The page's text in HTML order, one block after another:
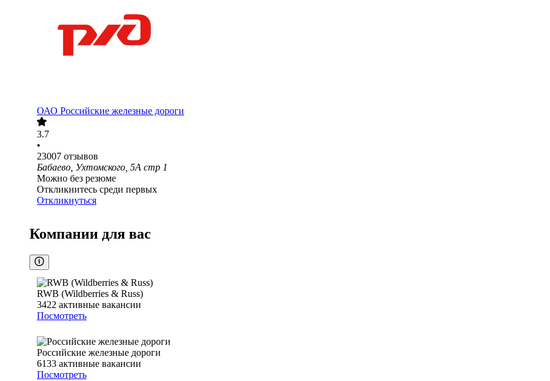
ОАО Российские железные дороги
3.7
•
23007 отзывов
Бабаево, Ухтомского, 5А стр 1
Можно без резюме
Откликнитесь среди первых
Откликнуться
Компании для вас
RWB (Wildberries & Russ)
3422 активные вакансии
Посмотреть
Российские железные дороги
6133 активные вакансии
Посмотреть